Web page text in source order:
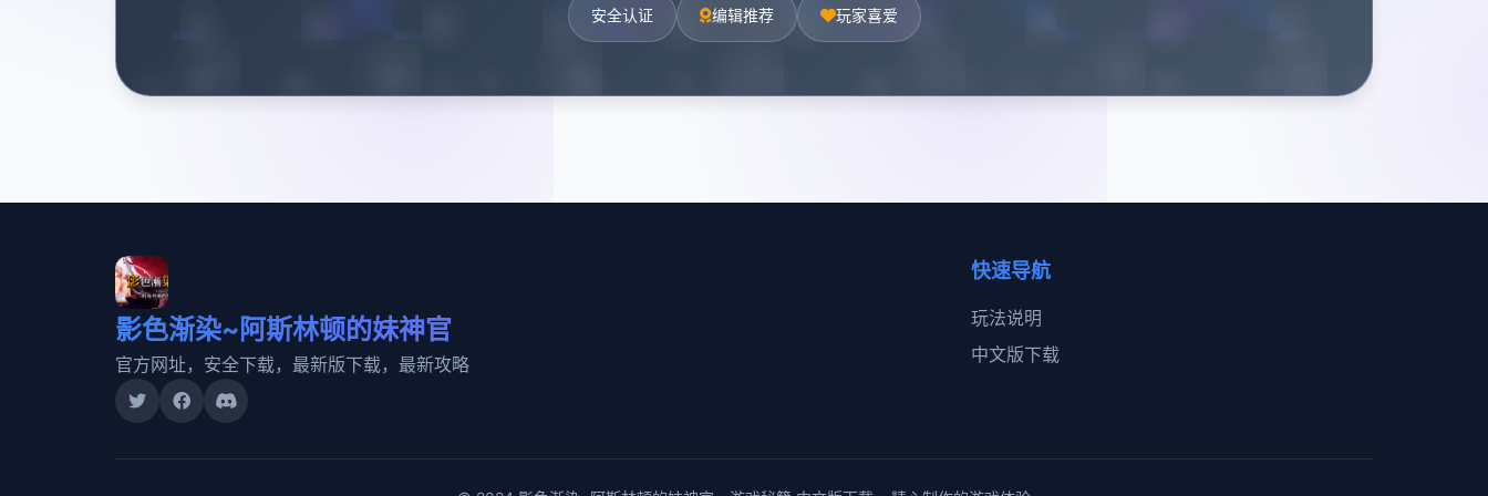
安全认证 编辑推荐 玩家喜爱
影色渐染~阿斯林顿的妹神官
官方网址，安全下载，最新版下载，最新攻略
快速导航
玩法说明
中文版下载